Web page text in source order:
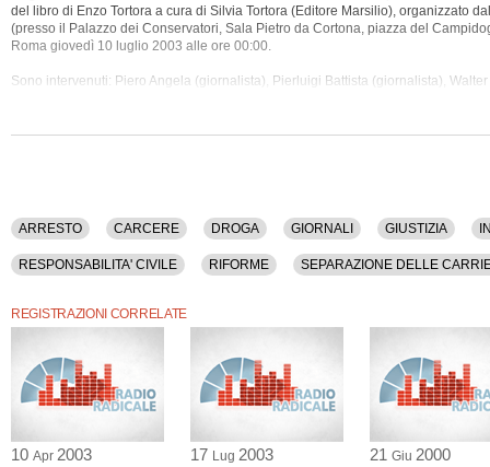
del libro di Enzo Tortora a cura di Silvia Tortora (Editore Marsilio), organizzato
(presso il Palazzo dei Conservatori, Sala Pietro da Cortona, piazza del
Roma giovedì 10 luglio 2003 alle ore 00:00.
Sono intervenuti: Piero Angela (giornalista), Pierluigi Battista (giornalista),
Tra gli argomenti discussi: Arresto, Carcere, Droga, Giornali, Giustizia,
ARRESTO
CARCERE DROGA GIORNALI GIUSTIZIA
RESPONSABILITA' CIVILE RIFORME SEPARAZIONE DELLE
REGISTRAZIONI CORRELATE
10 Apr 2003 17 Lug 2003 21 Giu 2000